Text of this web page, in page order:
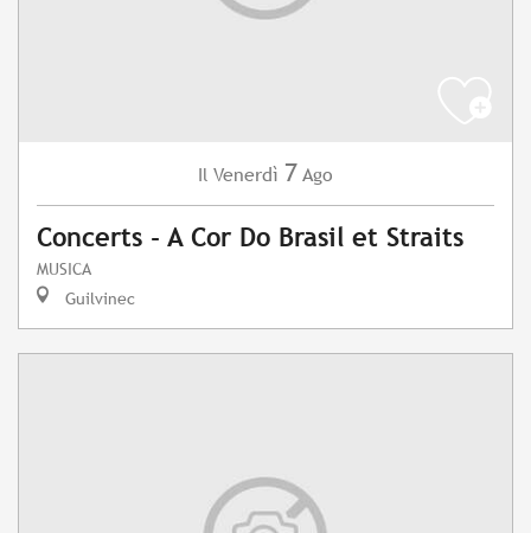
Il Venerdì 7 Ago
Concerts - A Cor Do Brasil et Straits
MUSICA
Guilvinec